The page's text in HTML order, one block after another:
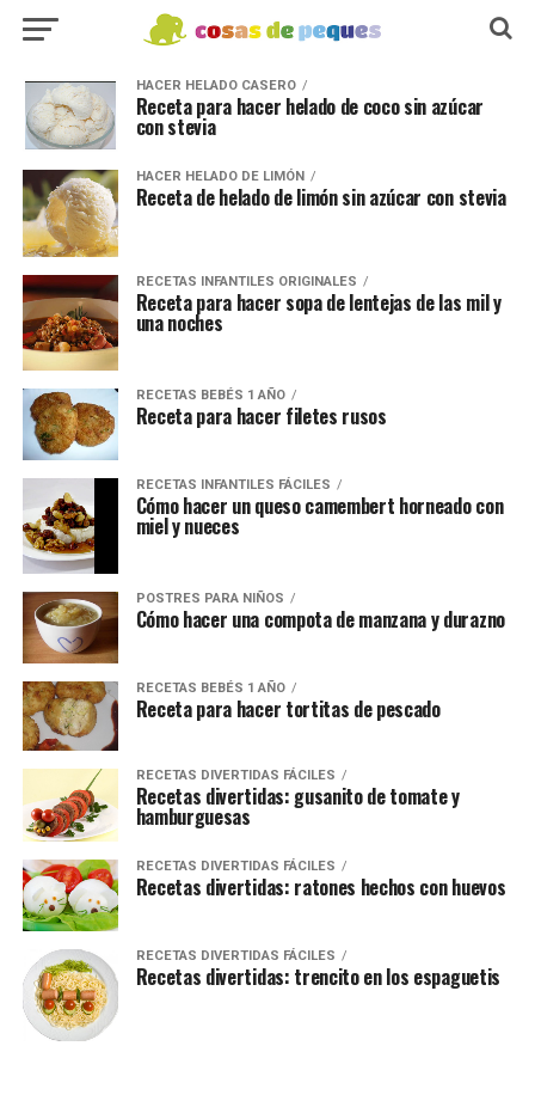
HACER HELADO CASERO
Receta para hacer helado de coco sin azúcar
con stevia
HACER HELADO DE LIMÓN
Receta de helado de limón sin azúcar con stevia
RECETAS INFANTILES ORIGINALES
Receta para hacer sopa de lentejas de las mil y
una noches
RECETAS BEBÉS 1 AÑO
Receta para hacer filetes rusos
RECETAS INFANTILES FÁCILES
Cómo hacer un queso camembert horneado con
miel y nueces
POSTRES PARA NIÑOS
Cómo hacer una compota de manzana y durazno
RECETAS BEBÉS 1 AÑO
Receta para hacer tortitas de pescado
RECETAS DIVERTIDAS FÁCILES
Recetas divertidas: gusanito de tomate y
hamburguesas
RECETAS DIVERTIDAS FÁCILES
Recetas divertidas: ratones hechos con huevos
RECETAS DIVERTIDAS FÁCILES
Recetas divertidas: trencito en los espaguetis